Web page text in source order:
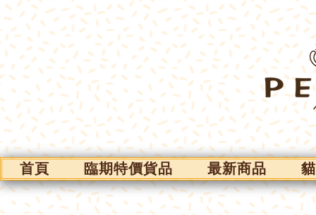
首頁 臨期特價貨品 最新商品